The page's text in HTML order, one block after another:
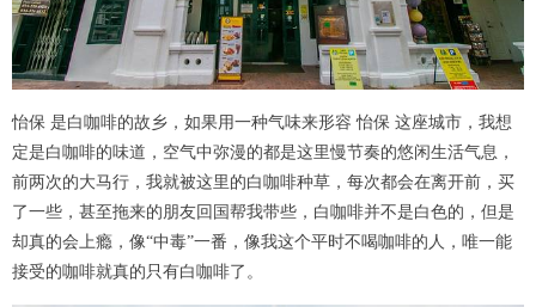
怡保 是白咖啡的故乡，如果用一种气味来形容 怡保 这座城市，我想
定是白咖啡的味道，空气中弥漫的都是这里慢节奏的悠闲生活气息，
前两次的大马行，我就被这里的白咖啡种草，每次都会在离开前，买
了一些，甚至拖来的朋友回国帮我带些，白咖啡并不是白色的，但是
却真的会上瘾，像“中毒”一番，像我这个平时不喝咖啡的人，唯一能
接受的咖啡就真的只有白咖啡了。